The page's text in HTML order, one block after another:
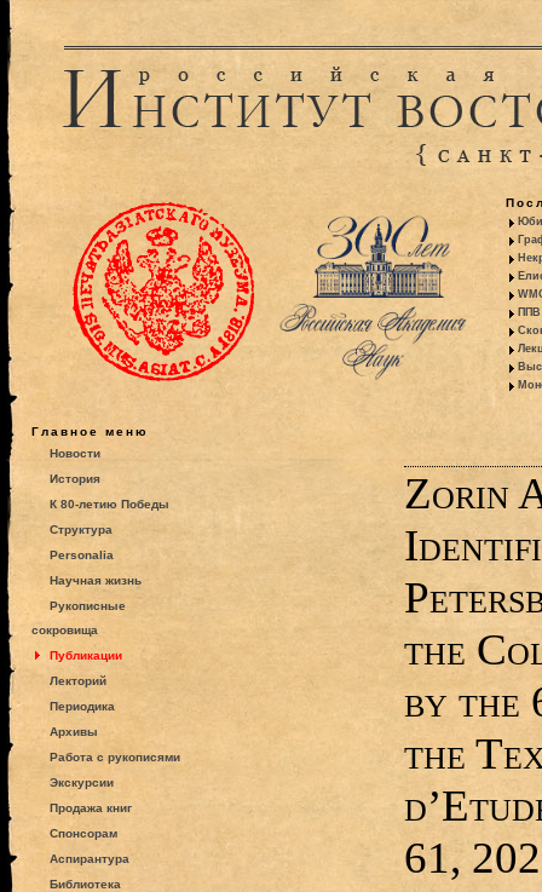
ППВ
Главное меню
Новости
История
К 80-летию Победы
Структура
Personalia
Научная жизнь
Рукописные
сокровища
Публикации
Лекторий
Периодика
Архивы
Работа с рукописями
Экскурсии
Продажа книг
Спонсорам
Аспирантура
Библиотека
Zorin
the
by the
the
61,